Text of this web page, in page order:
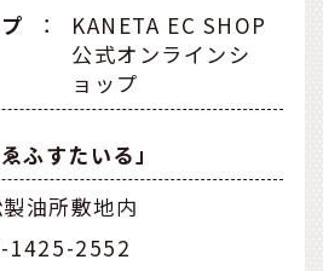
：
KANETA EC SHOP
公式オンラインシ
ョップ
ふすたいる」
油所敷地内
1425-2552